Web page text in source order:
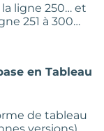
ligne 250… et
251 à 300…
en Tableau
de tableau